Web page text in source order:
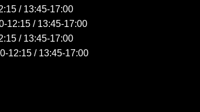
/ 13:45-17:00
12:15 / 13:45-17:00
/ 13:45-17:00
12:15 / 13:45-17:00